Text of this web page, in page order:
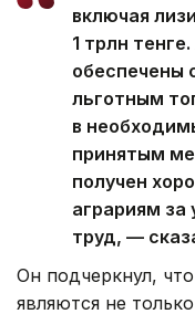
включая
1 трлн
обеспечены
льготным
в
принятым
получен
аграриям за
труд, —
Он подчеркнул,
являются не